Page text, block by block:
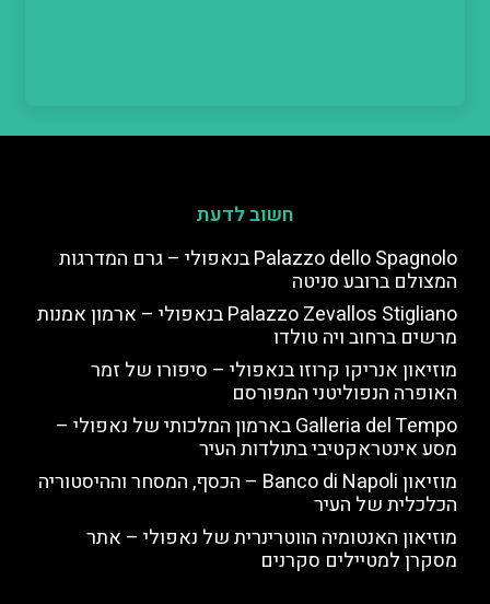
חשוב לדעת
Palazzo dello Spagnolo בנאפולי – גרם המדרגות
המצולם ברובע סניטה
Palazzo Zevallos Stigliano בנאפולי – ארמון אמנות
מרשים ברחוב ויה טולדו
מוזיאון אנריקו קרוזו בנאפולי – סיפורו של זמר
האופרה הנפוליטני המפורסם
Galleria del Tempo בארמון המלכותי של נאפולי –
מסע אינטראקטיבי בתולדות העיר
מוזיאון Banco di Napoli – הכסף, המסחר וההיסטוריה
הכלכלית של העיר
מוזיאון האנטומיה הווטרינרית של נאפולי – אתר
מסקרן למטיילים סקרנים